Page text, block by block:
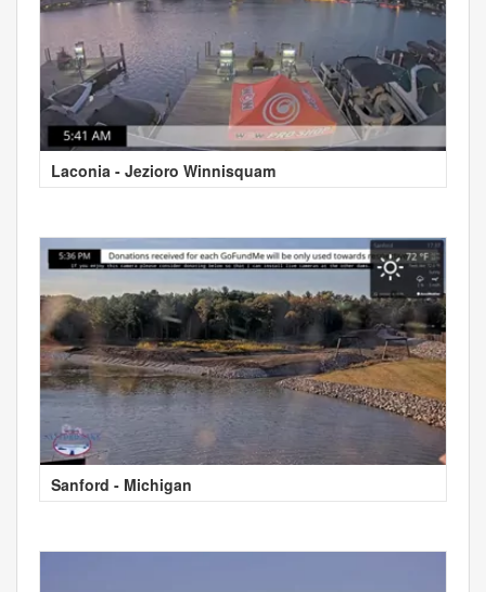
Laconia - Jezioro Winnisquam
Sanford - Michigan